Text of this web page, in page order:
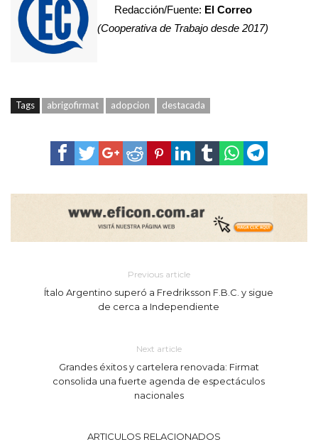
Redacción/Fuente: El Correo
(Cooperativa de Trabajo desde 2017)
Tags abrigofirmat adopcion destacada
Previous article
Ítalo Argentino superó a Fredriksson F.B.C. y sigue
de cerca a Independiente
Next article
Grandes éxitos y cartelera renovada: Firmat
consolida una fuerte agenda de espectáculos
nacionales
ARTICULOS RELACIONADOS